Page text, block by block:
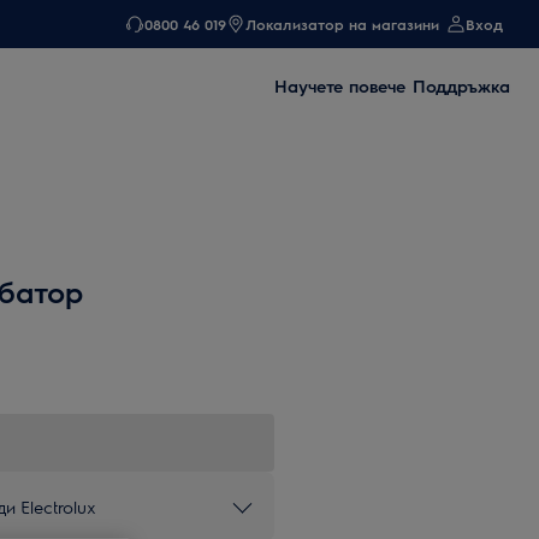
0800 46 019 Локализатор на магазини Вход
Научете повече Поддръжка
Electrolux